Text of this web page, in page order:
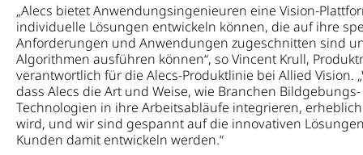
„Alecs bietet Anwendungsingenieuren eine Vision-
individuelle Lösungen entwickeln können, die auf ihre
Anforderungen und Anwendungen zugeschnitten sind
Algorithmen ausführen können“, so Vincent Krull,
verantwortlich für die Alecs-Produktlinie bei Allied Vision.
dass Alecs die Art und Weise, wie Branchen
Technologien in ihre Arbeitsabläufe integrieren,
wird, und wir sind gespannt auf die innovativen
Kunden damit entwickeln werden.“